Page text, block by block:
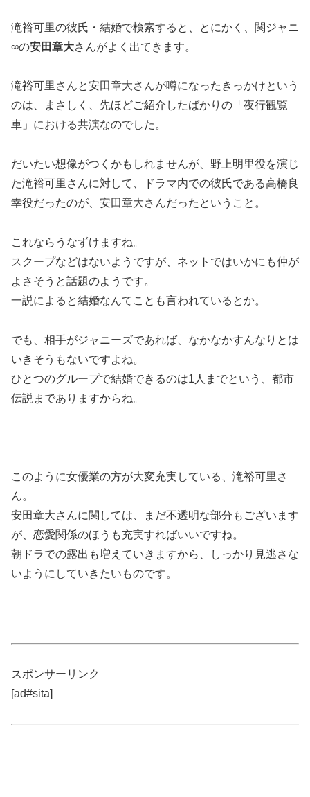
滝裕可里の彼氏・結婚で検索すると、とにかく、関ジャニ
∞の安田章大さんがよく出てきます。
滝裕可里さんと安田章大さんが噂になったきっかけという
のは、まさしく、先ほどご紹介したばかりの 「夜行観覧
車」における共演なのでした。
だいたい想像がつくかもしれませんが、野上明里役を演じ
た滝裕可里さんに対して、ドラマ内での彼氏である高橋良
幸役だったのが、安田章大さんだったということ。
これならうなずけますね。
スクープなどはないようですが、ネットではいかにも仲が
よさそうと話題のようです。
一説によると結婚なんてことも言われているとか。
でも、相手がジャニーズであれば、なかなかすんなりとは
いきそうもないですよね。
ひとつのグループで結婚できるのは1人までという、都市
伝説までありますからね。
このように女優業の方が大変充実している、滝裕可里さ
ん。
安田章大さんに関しては、まだ不透明な部分もございます
が、恋愛関係のほうも充実すればいいですね。
朝ドラでの露出も増えていきますから、しっかり見逃さな
いようにしていきたいものです。
スポンサーリンク
[ad#sita]